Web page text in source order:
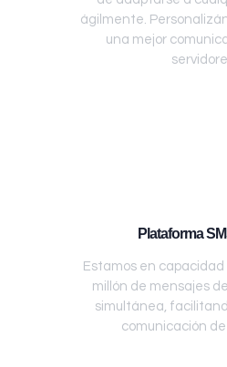
ágilmente.
una mejor
Plataforma
Estamos en
millón de mensajes
simultánea,
comunicación de